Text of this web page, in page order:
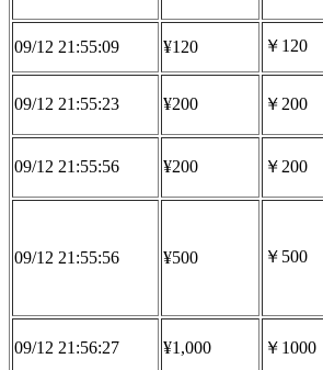
09/12 21:55:09 ¥120 ￥120
09/12 21:55:23 ¥200 ￥200
09/12 21:55:56 ¥200 ￥200
09/12 21:55:56 ¥500 ￥500
09/12 21:56:27 ¥1,000 ￥1000